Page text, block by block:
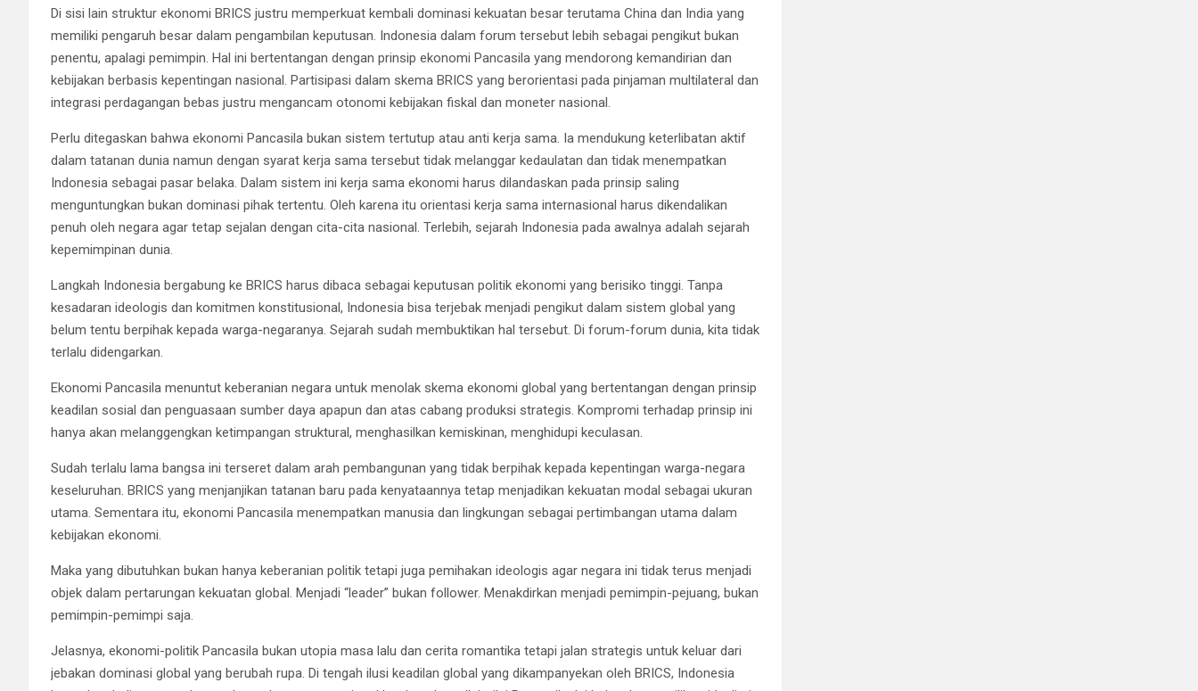
Di sisi lain struktur ekonomi BRICS justru memperkuat kembali dominasi kekuatan besar terutama China dan India yang
memiliki pengaruh besar dalam pengambilan keputusan. Indonesia dalam forum tersebut lebih sebagai pengikut bukan
penentu, apalagi pemimpin. Hal ini bertentangan dengan prinsip ekonomi Pancasila yang mendorong kemandirian dan
kebijakan berbasis kepentingan nasional. Partisipasi dalam skema BRICS yang berorientasi pada pinjaman multilateral dan
integrasi perdagangan bebas justru mengancam otonomi kebijakan fiskal dan moneter nasional.
Perlu ditegaskan bahwa ekonomi Pancasila bukan sistem tertutup atau anti kerja sama. Ia mendukung keterlibatan aktif
dalam tatanan dunia namun dengan syarat kerja sama tersebut tidak melanggar kedaulatan dan tidak menempatkan
Indonesia sebagai pasar belaka. Dalam sistem ini kerja sama ekonomi harus dilandaskan pada prinsip saling
menguntungkan bukan dominasi pihak tertentu. Oleh karena itu orientasi kerja sama internasional harus dikendalikan
penuh oleh negara agar tetap sejalan dengan cita-cita nasional. Terlebih, sejarah Indonesia pada awalnya adalah sejarah
kepemimpinan dunia.
Langkah Indonesia bergabung ke BRICS harus dibaca sebagai keputusan politik ekonomi yang berisiko tinggi. Tanpa
kesadaran ideologis dan komitmen konstitusional, Indonesia bisa terjebak menjadi pengikut dalam sistem global yang
belum tentu berpihak kepada warga-negaranya. Sejarah sudah membuktikan hal tersebut. Di forum-forum dunia, kita tidak
terlalu didengarkan.
Ekonomi Pancasila menuntut keberanian negara untuk menolak skema ekonomi global yang bertentangan dengan prinsip
keadilan sosial dan penguasaan sumber daya apapun dan atas cabang produksi strategis. Kompromi terhadap prinsip ini
hanya akan melanggengkan ketimpangan struktural, menghasilkan kemiskinan, menghidupi keculasan.
Sudah terlalu lama bangsa ini terseret dalam arah pembangunan yang tidak berpihak kepada kepentingan warga-negara
keseluruhan. BRICS yang menjanjikan tatanan baru pada kenyataannya tetap menjadikan kekuatan modal sebagai ukuran
utama. Sementara itu, ekonomi Pancasila menempatkan manusia dan lingkungan sebagai pertimbangan utama dalam
kebijakan ekonomi.
Maka yang dibutuhkan bukan hanya keberanian politik tetapi juga pemihakan ideologis agar negara ini tidak terus menjadi
objek dalam pertarungan kekuatan global. Menjadi “leader” bukan follower. Menakdirkan menjadi pemimpin-pejuang, bukan
pemimpin-pemimpi saja.
Jelasnya, ekonomi-politik Pancasila bukan utopia masa lalu dan cerita romantika tetapi jalan strategis untuk keluar dari
jebakan dominasi global yang berubah rupa. Di tengah ilusi keadilan global yang dikampanyekan oleh BRICS, Indonesia